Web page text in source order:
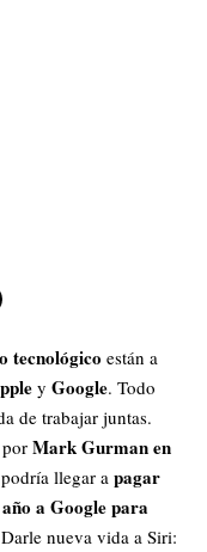
tecnológico están a
y Google. Todo
de trabajar juntas.
Mark Gurman en
llegar a pagar
a Googlepara
nueva vida a Siri: